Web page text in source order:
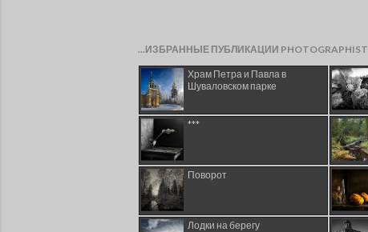
...ИЗБРАННЫЕ ПУБЛИКАЦИИ PHOTOGRAPHIST
Храм Петра и Павла в
Шуваловском парке
***
Поворот
Лодки на берегу